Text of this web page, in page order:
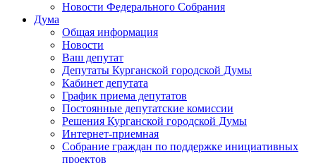
Новости Федерального Cобрания
Дума
Общая информация
Новости
Ваш депутат
Депутаты Курганской городской Думы
Кабинет депутата
График приема депутатов
Постоянные депутатские комиссии
Решения Курганской городской Думы
Интернет-приемная
Собрание граждан по поддержке инициативных
проектов